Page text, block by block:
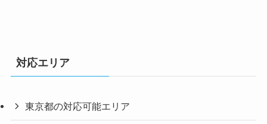
対応エリア
東京都の対応可能エリア